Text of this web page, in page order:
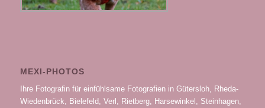
MEXI-PHOTOS
Ihre Fotografin für einfühlsame Fotografien in Gütersloh, Rheda-
Wiedenbrück, Bielefeld, Verl, Rietberg, Harsewinkel, Steinhagen,